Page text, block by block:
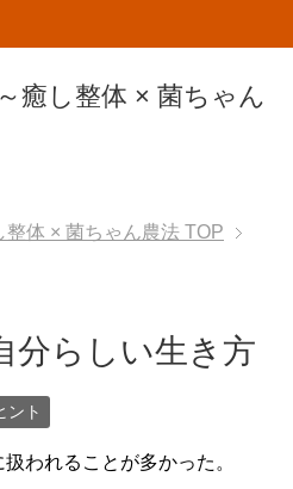
癒し整体 × 菌ちゃん
整体 × 菌ちゃん農法 TOP
分らしい生き方
ント
われることが多かった。